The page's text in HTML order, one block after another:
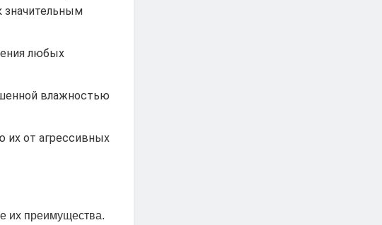
значительным
любых
влажностью
их от агрессивных
их преимущества.